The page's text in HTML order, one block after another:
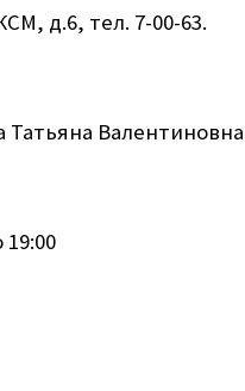
д.6, тел. 7-00-63.
Валентиновна